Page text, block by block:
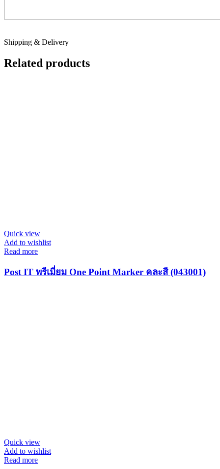
Shipping & Delivery
Related products
Quick view
Add to wishlist
Read more
Post IT พรีเมี่ยม One Point Marker คละสี (043001)
Quick view
Add to wishlist
Read more